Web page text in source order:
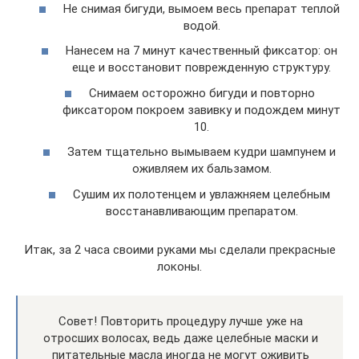
Не снимая бигуди, вымоем весь препарат теплой
водой.
Нанесем на 7 минут качественный фиксатор: он
еще и восстановит поврежденную структуру.
Снимаем осторожно бигуди и повторно
фиксатором покроем завивку и подождем минут
10.
Затем тщательно вымываем кудри шампунем и
оживляем их бальзамом.
Сушим их полотенцем и увлажняем целебным
восстанавливающим препаратом.
Итак, за 2 часа своими руками мы сделали прекрасные
локоны.
Совет! Повторить процедуру лучше уже на
отросших волосах, ведь даже целебные маски и
питательные масла иногда не могут оживить